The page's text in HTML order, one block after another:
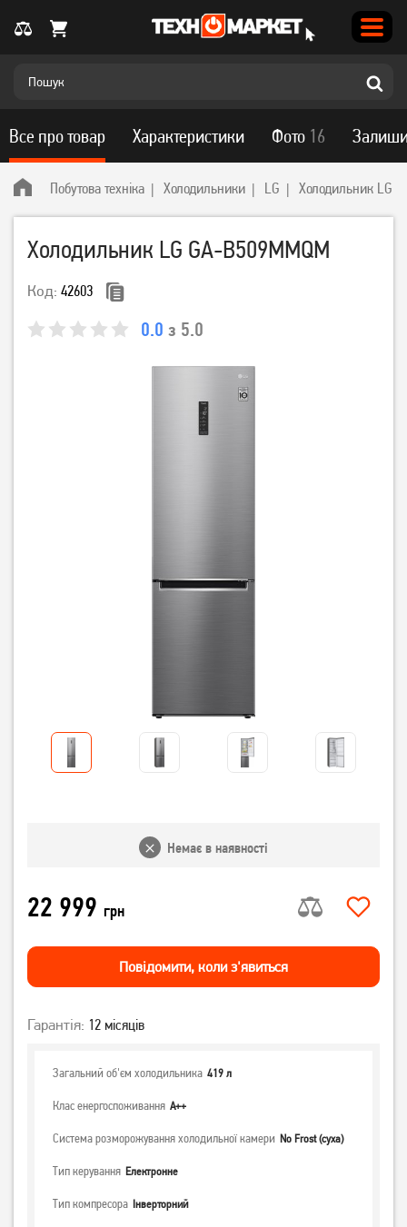
Побутова техніка Холодильники LG Холодильник LG
Холодильник LG GA-B509MMQM
Код: 42603
0.0 з 5.0
Все про товар Характеристики Фото 16
Немає в наявності
22 999 грн
Повiдомити, коли з'явиться
Гарантія: 12 місяців
Загальний об'єм холодильника 419 л
Клас енергоспоживання А++
Система розморожування холодильної камери No Frost (суха)
Тип керування Електронне
Тип компресора Інверторний